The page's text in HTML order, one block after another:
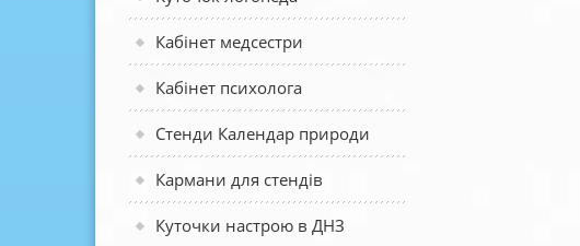
Кабінет медсестри
Кабінет психолога
Стенди Календар природи
Кармани для стендів
Куточки настрою в ДНЗ